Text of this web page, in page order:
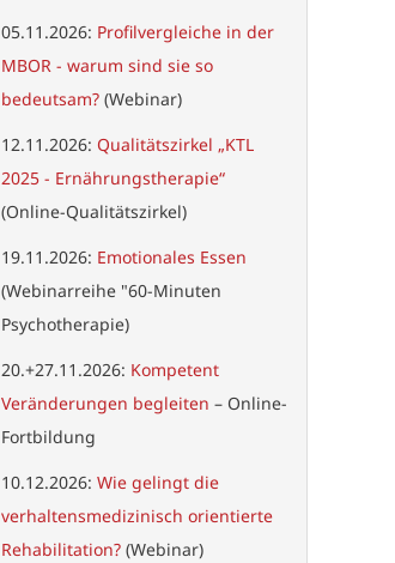
05.11.2026: Profilvergleiche in der
MBOR - warum sind sie so
bedeutsam? (Webinar)
12.11.2026: Qualitätszirkel „KTL
2025 - Ernährungstherapie“
(Online-Qualitätszirkel)
19.11.2026: Emotionales Essen
(Webinarreihe "60-Minuten
Psychotherapie)
20.+27.11.2026: Kompetent
Veränderungen begleiten – Online-
Fortbildung
10.12.2026: Wie gelingt die
verhaltensmedizinisch orientierte
Rehabilitation? (Webinar)